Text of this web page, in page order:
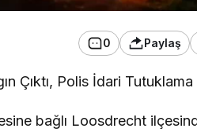
0 Paylaş
Çıktı, Polis İdari Tutuklama
bağlı Loosdrecht